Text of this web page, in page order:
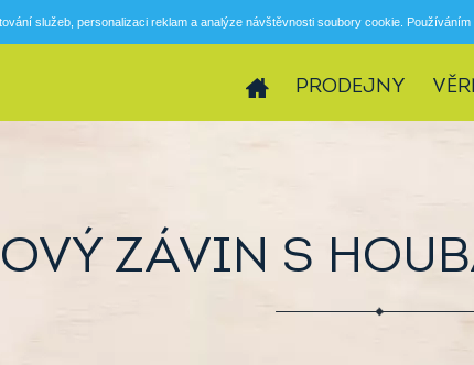
PRODEJNY
ZÁVIN S
služeb, personalizaci reklam a analýze návštěvnosti soubory cookie. Používáním